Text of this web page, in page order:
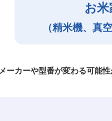
お米
（精米機、真
カーや型番が変わる可能性